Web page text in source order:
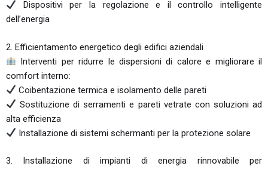
Dispositivi per la regolazione e il controllo intelligente
dell’energia
2. Efficientamento energetico degli edifici aziendali
Interventi per ridurre le dispersioni di calore e migliorare il
comfort interno:
Coibentazione termica e isolamento delle pareti
Sostituzione di serramenti e pareti vetrate con soluzioni ad
alta efficienza
Installazione di sistemi schermanti per la protezione solare
3. Installazione di impianti di energia rinnovabile per